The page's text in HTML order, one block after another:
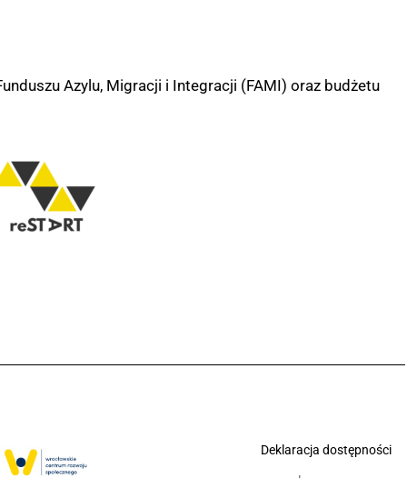
Azylu, Migracji i Integracji (FAMI) oraz budżetu
Deklaracja dostępności